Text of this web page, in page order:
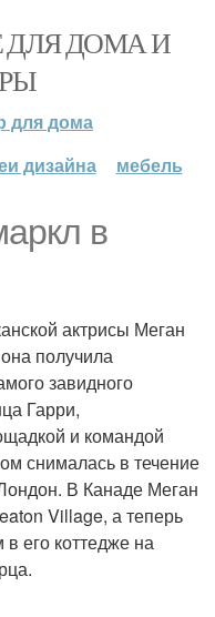
ДЛЯ ДОМА И
для дома
дизайна мебель
в
актрисы Меган
получила
завидного
Гарри,
и командой
снималась в течение
В Канаде Меган
Village, а теперь
его коттедже на